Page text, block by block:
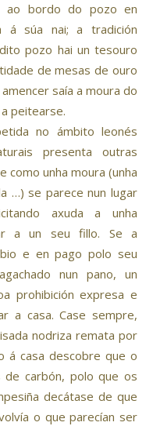
ao bordo do pozo en
á súa nai; a tradición
pozo hai un tesouro
de mesas de ouro
saía a moura do
peitearse.
no ámbito leonés
presenta outras
como unha moura (unha
…) se parece nun lugar
axuda a unha
a un seu fillo. Se a
e en pago polo seu
nun pano, un
prohibición expresa e
a casa. Case sempre,
nodriza remata por
á casa descobre que o
de carbón, polo que os
decátase de que
o que parecían ser